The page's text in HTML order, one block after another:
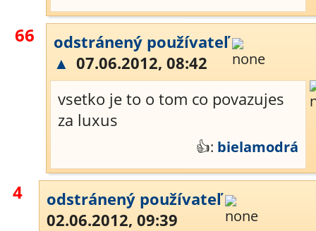
66
odstránený používateľ
▲ 07.06.2012, 08:42
vsetko je to o tom co povazujes
za luxus
👍: bielamodrá
4
odstránený používateľ
02.06.2012, 09:39